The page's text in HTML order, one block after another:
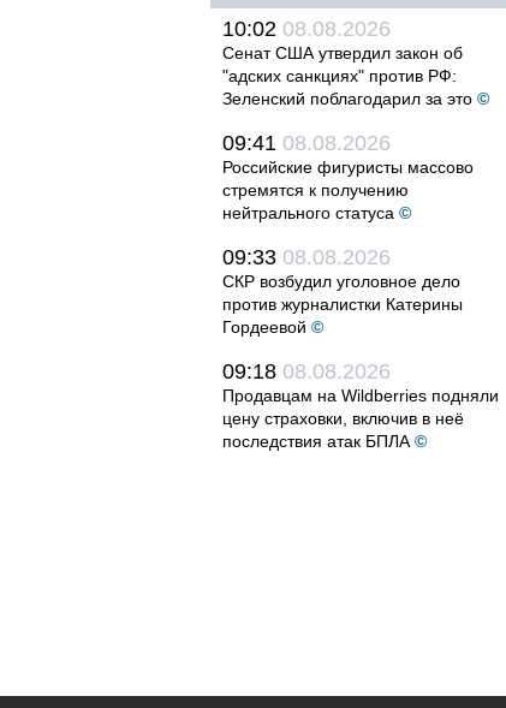
10:02 08.08.2026
Сенат США утвердил закон об
"адских санкциях" против РФ:
Зеленский поблагодарил за это ©
09:41 08.08.2026
Российские фигуристы массово
стремятся к получению
нейтрального статуса ©
09:33 08.08.2026
СКР возбудил уголовное дело
против журналистки Катерины
Гордеевой ©
09:18 08.08.2026
Продавцам на Wildberries подняли
цену страховки, включив в неё
последствия атак БПЛА ©